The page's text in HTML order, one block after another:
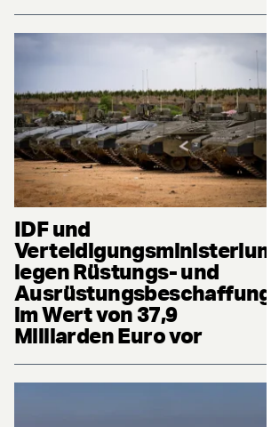
IDF und
Verteidigungsministerium
legen Rüstungs- und
Ausrüstungsbeschaffung
im Wert von 37,9
Milliarden Euro vor